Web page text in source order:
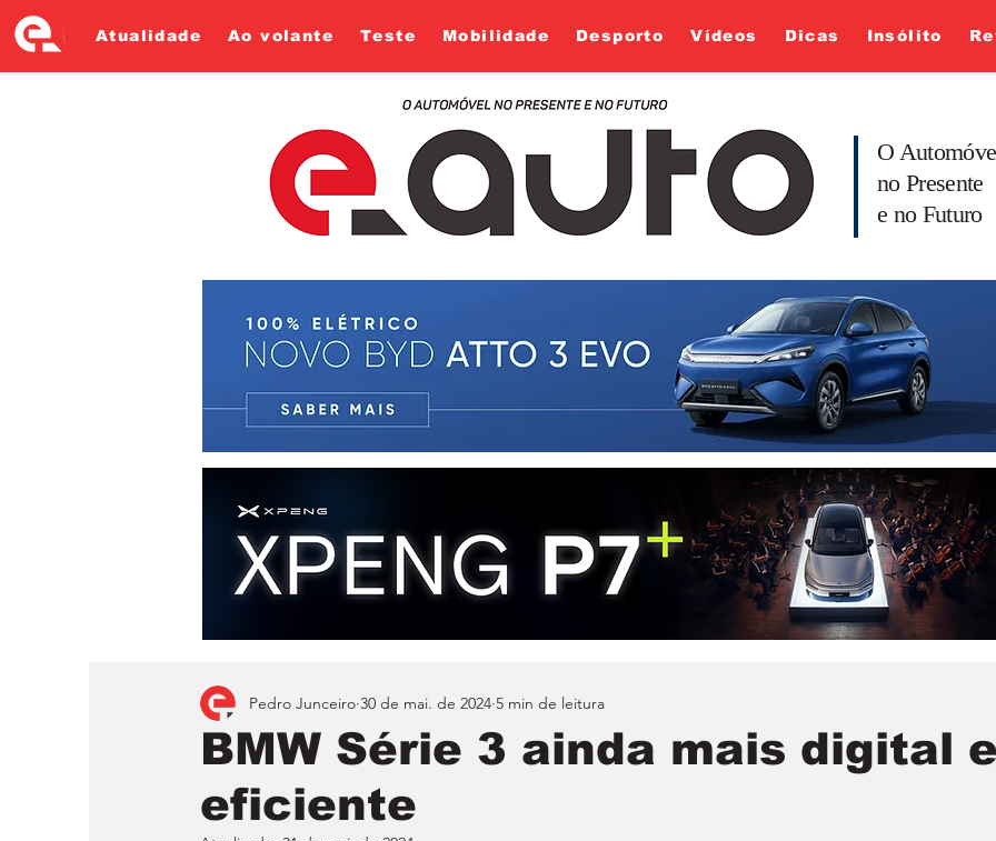
Atualidade Ao volante Teste Mobilidade Desporto Vídeos Dicas Insólito
O
no Presente
e no Futuro
BMW Série 3 ainda mais digital
eficiente
Pedro Junceiro 30 de mai. de 2024 5 min de leitura